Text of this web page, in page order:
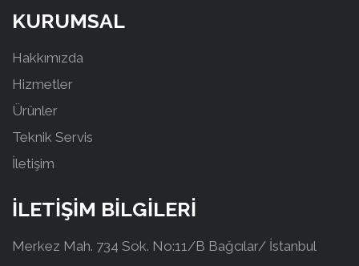
KURUMSAL
Hakkımızda
Hizmetler
Ürünler
Teknik Servis
İletişim
İLETİŞİM BİLGİLERİ
Merkez Mah. 734 Sok. No:11/B Bağcılar/ İstanbul